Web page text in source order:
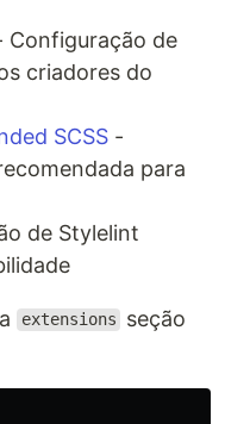
Configuração de
criadores do
SCSS -
para
de Stylelint
extensions
seção